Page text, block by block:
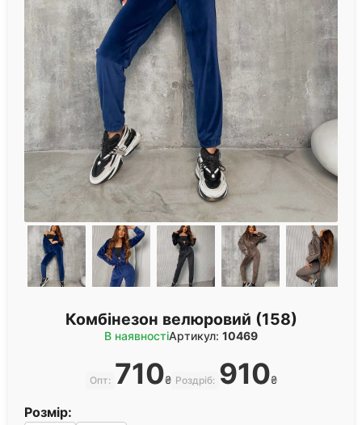
Комбінезон велюровий (158)
В наявностіАртикул: 10469
Опт: 710₴ Роздріб: 910₴
Розмір: